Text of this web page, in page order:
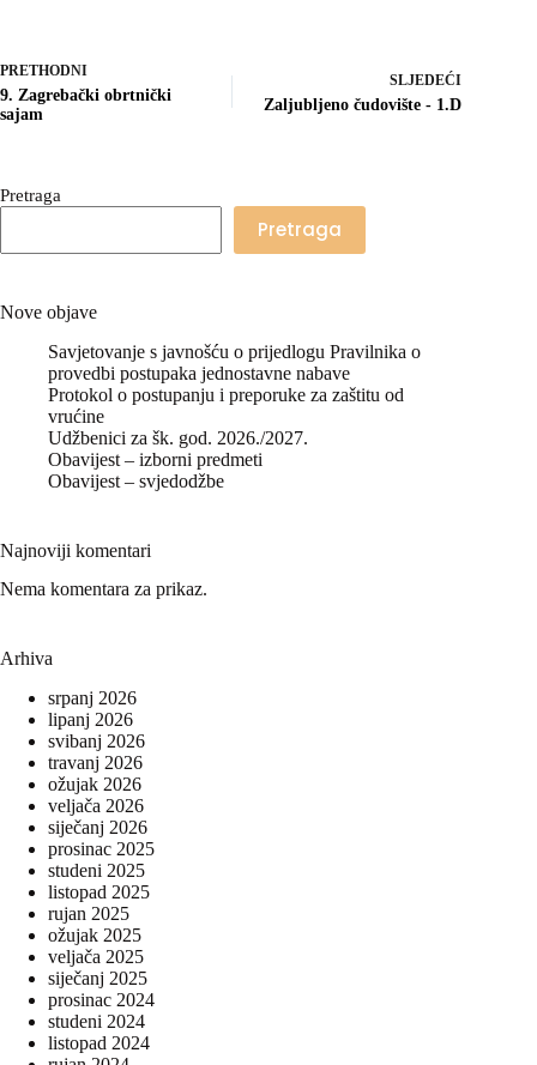
PRETHODNI
9. Zagrebački obrtnički
sajam
SLJEDEĆI
Zaljubljeno čudovište - 1.D
Pretraga
Pretraga
Nove objave
Savjetovanje s javnošću o prijedlogu Pravilnika o
provedbi postupaka jednostavne nabave
Protokol o postupanju i preporuke za zaštitu od
vrućine
Udžbenici za šk. god. 2026./2027.
Obavijest – izborni predmeti
Obavijest – svjedodžbe
Najnoviji komentari
Nema komentara za prikaz.
Arhiva
srpanj 2026
lipanj 2026
svibanj 2026
travanj 2026
ožujak 2026
veljača 2026
siječanj 2026
prosinac 2025
studeni 2025
listopad 2025
rujan 2025
ožujak 2025
veljača 2025
siječanj 2025
prosinac 2024
studeni 2024
listopad 2024